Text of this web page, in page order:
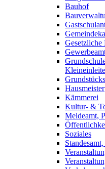
Bauhof
Gesetzliche
Hausmeister
Kämmerei
Kultur- &
Meldeamt,
Soziales